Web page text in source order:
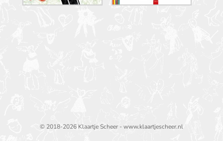
© 2018-2026 Klaartje Scheer - www.klaartjescheer.nl